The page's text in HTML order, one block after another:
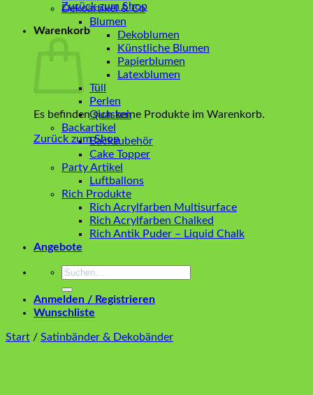
Zurück zum Shop
Warenkorb
Es befinden sich keine Produkte im Warenkorb.
Zurück zum Shop
Dekoartikel & Co
Blumen
Dekoblumen
Künstliche Blumen
Papierblumen
Latexblumen
Tüll
Perlen
Quasten
Backartikel
Backzubehör
Cake Topper
Party Artikel
Luftballons
Rich Produkte
Rich Acrylfarben Multisurface
Rich Acrylfarben Chalked
Rich Antik Puder – Liquid Chalk
Angebote
Suchen
Anmelden / Registrieren
Wunschliste
Start / Satinbänder & Dekobänder